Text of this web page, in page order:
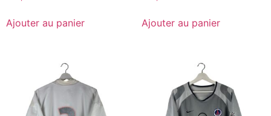
Ajouter au panier Ajouter au panier